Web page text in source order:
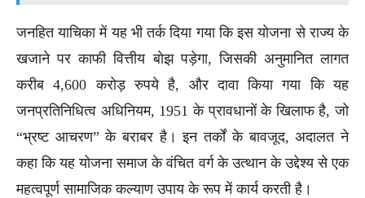
जनहित याचिका में यह भी तर्क दिया गया कि इस योजना से राज्य के
खजाने पर काफी वित्तीय बोझ पड़ेगा, जिसकी अनुमानित लागत
करीब 4,600 करोड़ रुपये है, और दावा किया गया कि यह
जनप्रतिनिधित्व अधिनियम, 1951 के प्रावधानों के खिलाफ है, जो
“भ्रष्ट आचरण” के बराबर है। इन तर्कों के बावजूद, अदालत ने
कहा कि यह योजना समाज के वंचित वर्ग के उत्थान के उद्देश्य से एक
महत्वपूर्ण सामाजिक कल्याण उपाय के रूप में कार्य करती है।